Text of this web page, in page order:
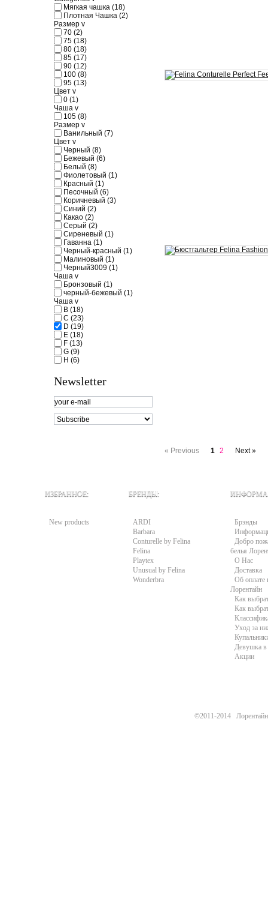
Мягкая чашка (18)
Плотная Чашка (2)
Размер v
70 (2)
75 (18)
80 (18)
85 (17)
90 (12)
100 (8)
95 (13)
Цвет v
0 (1)
Чаша v
105 (8)
Размер v
Ванильный (7)
Цвет v
Черный (8)
Бежевый (6)
Белый (8)
Фиолетовый (1)
Красный (1)
Песочный (6)
Коричневый (3)
Синий (2)
Какао (2)
Серый (2)
Сиреневый (1)
Гаванна (1)
Черный-красный (1)
Малиновый (1)
Черный3009 (1)
Чаша v
Бронзовый (1)
черный-бежевый (1)
Чаша v
B (18)
C (23)
D (19)
E (18)
F (13)
G (9)
H (6)
Newsletter
« Previous 1 2 Next »
ИЗБРАННОЕ:
New products
БРЕНДЫ:
ARDI
Barbara
Conturelle by Felina
Felina
Playtex
Unusual by Felina
Wonderbra
Брэнды
Добро
белья
О Нас
Доставка
Об оплате
Лорентайн
Как
Как
Уход за
Девушка в
Акции
©2011-2014